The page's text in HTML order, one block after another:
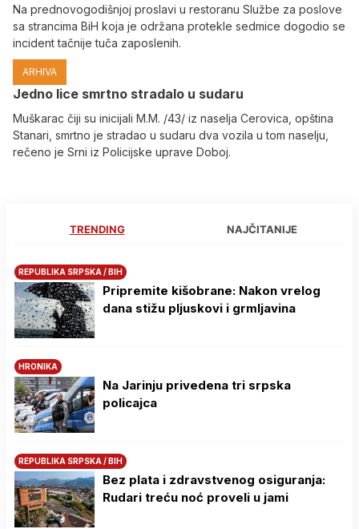
Na prednovogodišnjoj proslavi u restoranu Službe za poslove
sa strancima BiH koja je održana protekle sedmice dogodio se
incident tačnije tuča zaposlenih.
ARHIVA
Јedno lice smrtno stradalo u sudaru
Muškarac čiji su inicijali M.M. /43/ iz naselja Cerovica, opština
Stanari, smrtno je stradao u sudaru dva vozila u tom naselju,
rečeno je Srni iz Policijske uprave Doboj.
TRENDING NAJČITANIJE
REPUBLIKA SRPSKA / BIH
Pripremite kišobrane: Nakon vrelog
dana stižu pljuskovi i grmljavina
HRONIKA
Na Јarinju privedena tri srpska
policajca
REPUBLIKA SRPSKA / BIH
Bez plata i zdravstvenog osiguranja:
Rudari treću noć proveli u jami